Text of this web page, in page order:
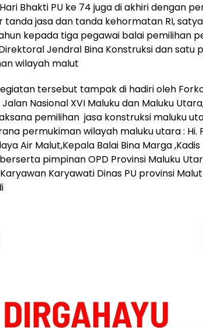
Bhakti PU ke 74 juga di akhiri dengan
jasa dan tanda kehormatan RI,
kepada tiga pegawai balai pemilihan
Jendral Bina Konstruksi dan satu
wilayah malut
tersebut tampak di hadiri oleh
Nasional XVI Maluku dan Maluku
pemilihan jasa konstruksi maluku
permukiman wilayah maluku utara : Hi.
Air Malut,Kepala Balai Bina Marga ,Kadis
pimpinan OPD Provinsi Maluku
Karyawati Dinas PU provinsi